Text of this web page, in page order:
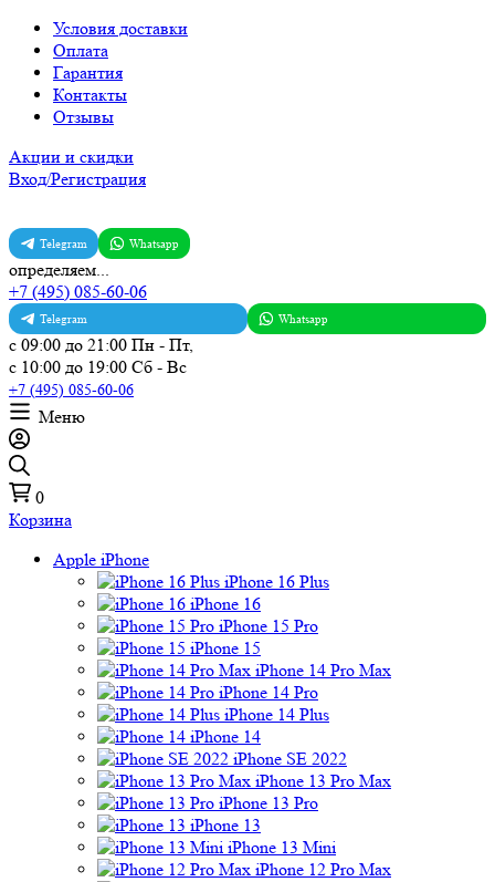
Условия доставки
Оплата
Гарантия
Контакты
Отзывы
Акции и скидки
Вход/Регистрация
Telegram Whatsapp
определяем...
+7 (495) 085-60-06
Telegram Whatsapp
с 09:00 до 21:00 Пн - Пт,
с 10:00 до 19:00 Сб - Вс
+7 (495) 085-60-06
Меню
0
Корзина
Apple iPhone
iPhone 16 Plus
iPhone 16
iPhone 15 Pro
iPhone 15
iPhone 14 Pro Max
iPhone 14 Pro
iPhone 14 Plus
iPhone 14
iPhone SE 2022
iPhone 13 Pro Max
iPhone 13 Pro
iPhone 13
iPhone 13 Mini
iPhone 12 Pro Max